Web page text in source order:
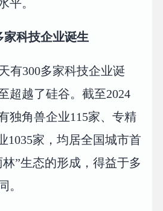
平。
家科技企业诞生
有300多家科技企业诞
超越了硅谷。截至2024
独角兽企业115家、专精
1035家，均居全国城市首
”生态的形成，得益于多
。